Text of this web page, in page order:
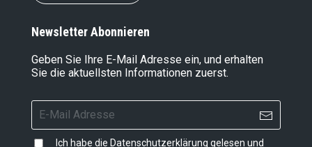
Newsletter Abonnieren
Geben Sie Ihre E-Mail Adresse ein, und erhalten
Sie die aktuellsten Informationen zuerst.
Ich habe die Datenschutzerklärung gelesen und